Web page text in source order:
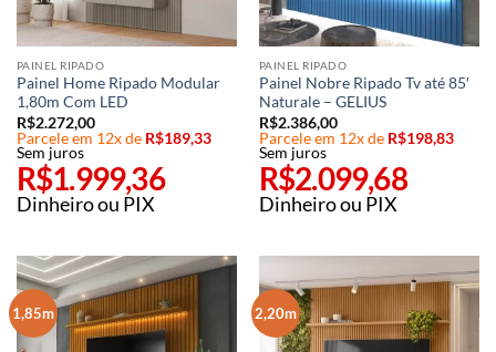
PAINEL RIPADO
Painel Home Ripado Modular
1,80m Com LED
R$2.272,00
Parcele em 12x de R$189,33
Sem juros
R$1.999,36
Dinheiro ou PIX
PAINEL RIPADO
Painel Nobre Ripado Tv até 85′
Naturale – GELIUS
R$2.386,00
Parcele em 12x de R$198,83
Sem juros
R$2.099,68
Dinheiro ou PIX
1,85m 2,20m